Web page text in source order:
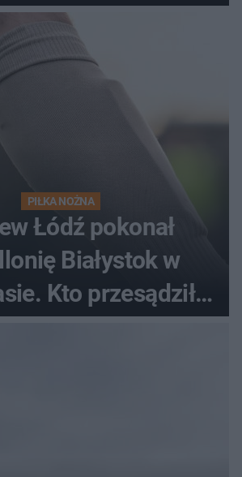
gości
PIŁKA NOŻNA
Łódź pokonał
Białystok w
Kto przesądził o